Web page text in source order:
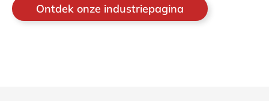
Ontdek onze industriepagina